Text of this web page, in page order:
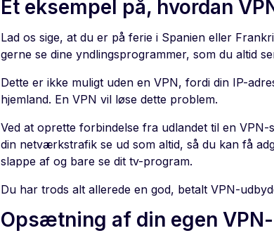
Et eksempel på, hvordan
Lad os sige, at du er på ferie i Spanien eller
gerne se dine yndlingsprogrammer, som du altid
Dette er ikke muligt uden en VPN, fordi din IP-
hjemland. En VPN vil løse dette problem.
Ved at oprette forbindelse fra udlandet til en
din netværkstrafik se ud som altid, så du kan få
slappe af og bare se dit tv-program.
Du har trods alt allerede en god, betalt VPN-
Opsætning af din egen